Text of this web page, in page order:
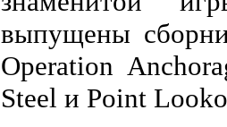
выпущены
Operation
Steel и Point